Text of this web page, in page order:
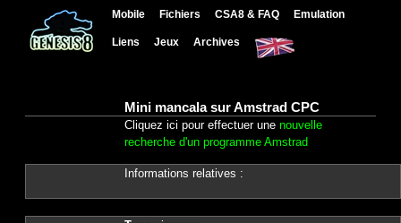
Mobile Fichiers CSA8 & FAQ Emulation
Liens Jeux Archives
Mini mancala sur Amstrad CPC
Cliquez ici pour effectuer une nouvelle
recherche d'un programme Amstrad
Informations relatives :